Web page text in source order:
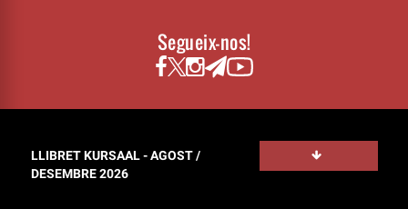
Segueix-nos!
LLIBRET KURSAAL - AGOST /
DESEMBRE 2026